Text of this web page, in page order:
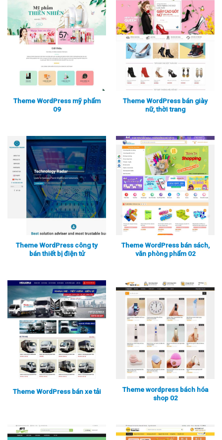
Xem thực tế Xem chi tiết
Theme WordPress mỹ phẩm
09
Xem thực tế Xem chi tiết
Theme WordPress bán giày
nữ, thời trang
Xem thực tế Xem chi tiết
Theme WordPress công ty
bán thiết bị điện tử
Xem thực tế Xem chi tiết
Theme WordPress bán sách,
văn phòng phẩm 02
Xem thực tế Xem chi tiết
Theme WordPress bán xe tải
Xem thực tế Xem chi tiết
Theme wordpress bách hóa
shop 02